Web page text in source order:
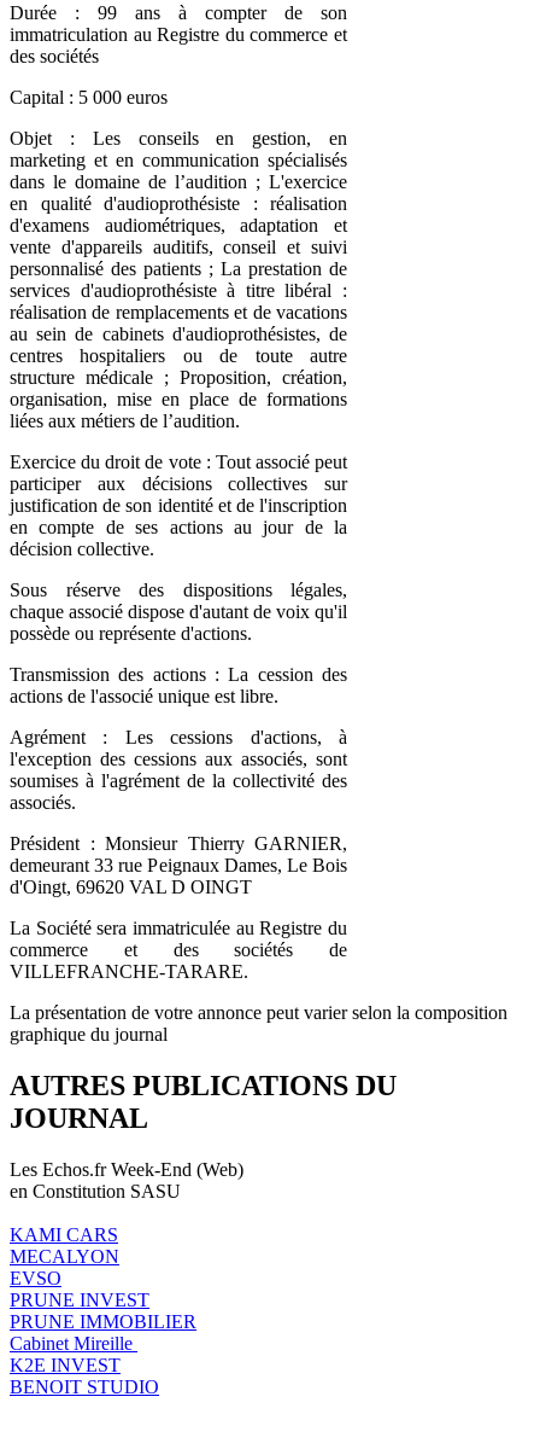
Durée : 99 ans à compter de son
immatriculation au Registre du commerce et
des sociétés
Capital : 5 000 euros
Objet : Les conseils en gestion, en
marketing et en communication spécialisés
dans le domaine de l’audition ; L'exercice
en qualité d'audioprothésiste : réalisation
d'examens audiométriques, adaptation et
vente d'appareils auditifs, conseil et suivi
personnalisé des patients ; La prestation de
services d'audioprothésiste à titre libéral :
réalisation de remplacements et de vacations
au sein de cabinets d'audioprothésistes, de
centres hospitaliers ou de toute autre
structure médicale ; Proposition, création,
organisation, mise en place de formations
liées aux métiers de l’audition.
Exercice du droit de vote : Tout associé peut
participer aux décisions collectives sur
justification de son identité et de l'inscription
en compte de ses actions au jour de la
décision collective.
Sous réserve des dispositions légales,
chaque associé dispose d'autant de voix qu'il
possède ou représente d'actions.
Transmission des actions : La cession des
actions de l'associé unique est libre.
Agrément : Les cessions d'actions, à
l'exception des cessions aux associés, sont
soumises à l'agrément de la collectivité des
associés.
Président : Monsieur Thierry GARNIER,
demeurant 33 rue Peignaux Dames, Le Bois
d'Oingt, 69620 VAL D OINGT
La Société sera immatriculée au Registre du
commerce et des sociétés de
VILLEFRANCHE-TARARE.
La présentation de votre annonce peut varier selon la composition
graphique du journal
AUTRES PUBLICATIONS DU
JOURNAL
Les Echos.fr Week-End (Web)
en Constitution SASU
KAMI CARS
MECALYON
EVSO
PRUNE INVEST
PRUNE IMMOBILIER
Cabinet Mireille
K2E INVEST
BENOIT STUDIO